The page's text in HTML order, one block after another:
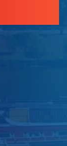
une nouvelle